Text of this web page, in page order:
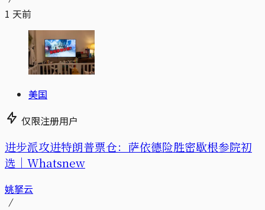
1 天前
美国
仅限注册用户
进步派攻进特朗普票仓：萨依德险胜密歇根参院初
选｜Whatsnew
姚拏云